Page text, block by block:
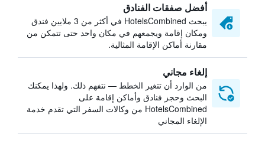
أفضل صفقات الفنادق
يبحث HotelsCombined في أكثر من 3 ملايين فندق
ومكان إقامة ويجمعهم في مكان واحد حتى تتمكن من
مقارنة أماكن الإقامة المثالية.
إلغاء مجاني
من الوارد أن تتغير الخطط — نتفهم ذلك. ولهذا يمكنك
البحث وحجز فنادق وأماكن إقامة على
HotelsCombined من وكالات السفر التي تقدم خدمة
الإلغاء المجاني